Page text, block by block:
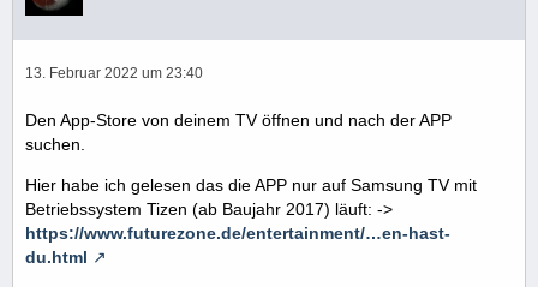
13. Februar 2022 um 23:40
Den App-Store von deinem TV öffnen und nach der APP
suchen.
Hier habe ich gelesen das die APP nur auf Samsung TV mit
Betriebssystem Tizen (ab Baujahr 2017) läuft: ->
https://www.futurezone.de/entertainment/…en-hast-
du.html